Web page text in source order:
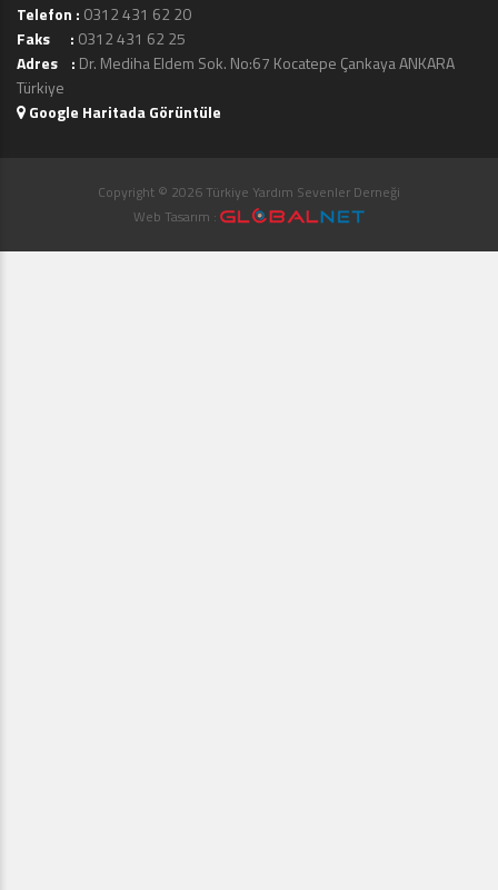
Telefon : 0312 431 62 20
Faks : 0312 431 62 25
Adres : Dr. Mediha Eldem Sok. No:67 Kocatepe Çankaya ANKARA
Türkiye
Google Haritada Görüntüle
Copyright © 2026 Türkiye Yardım Sevenler Derneği
Web Tasarım :